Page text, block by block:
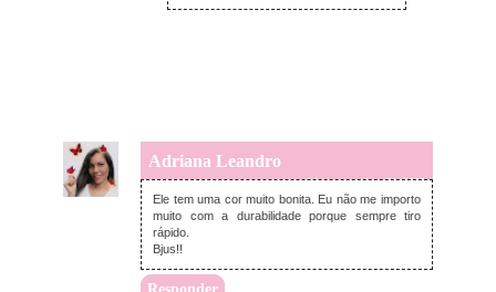
Adriana Leandro
terça-feira, novembro 29, 2022
Ele tem uma cor muito bonita. Eu não me importo
muito com a durabilidade porque sempre tiro
rápido.
Bjus!!